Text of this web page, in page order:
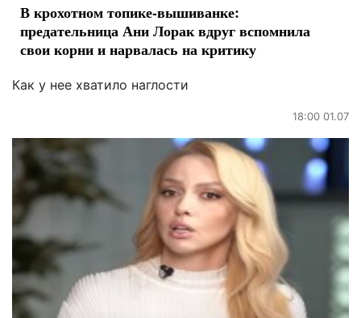
В крохотном топике-вышиванке:
предательница Ани Лорак вдруг вспомнила
свои корни и нарвалась на критику
Как у нее хватило наглости
18:00 01.07